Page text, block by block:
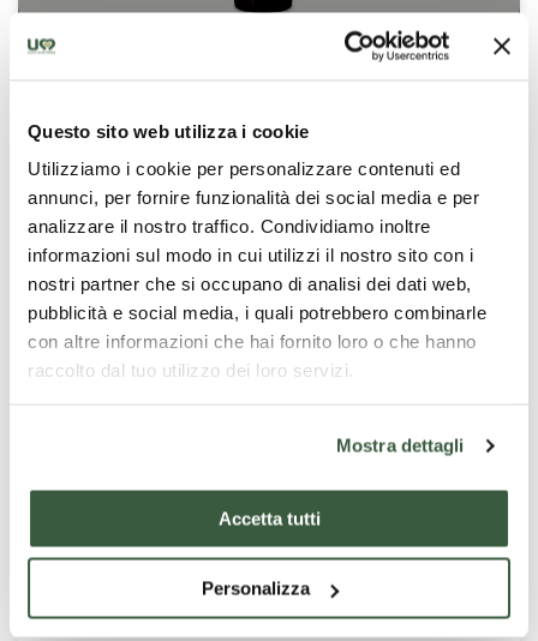
Questo sito web utilizza i cookie
Utilizziamo i cookie per personalizzare contenuti ed
annunci, per fornire funzionalità dei social media e per
analizzare il nostro traffico. Condividiamo inoltre
informazioni sul modo in cui utilizzi il nostro sito con i
nostri partner che si occupano di analisi dei dati web,
pubblicità e social media, i quali potrebbero combinarle
con altre informazioni che hai fornito loro o che hanno
raccolto dal tuo utilizzo dei loro servizi.
Mostra dettagli
Accetta tutti
Personalizza
de 7%. Ses notes de miel, de caramel et de fruits secs
sont le résultat du traitement de malts grillés et
caramélisés et de l’ajout de miel et de châtaignes
pendant la cuisson. Parfaite à boire lors des moments
accompagnée de châtaignes grillées, de fruits secs et
de grillades, qui en rehaussent le goût.
Santa Ila (Scotch Ale)